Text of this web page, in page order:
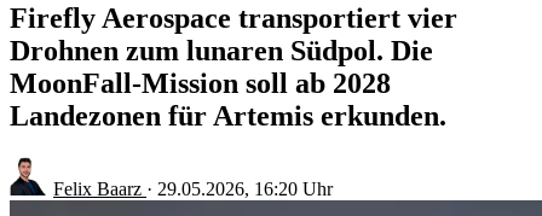
Firefly Aerospace transportiert vier
Drohnen zum lunaren Südpol. Die
MoonFall-Mission soll ab 2028
Landezonen für Artemis erkunden.
Felix Baarz · 29.05.2026, 16:20 Uhr